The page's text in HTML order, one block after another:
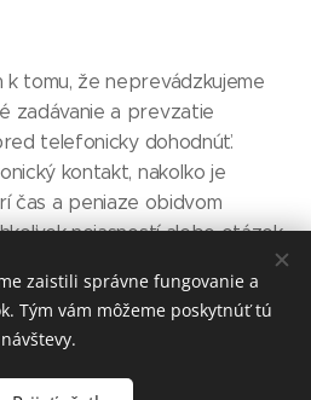
k tomu, že neprevádzkujeme
zadávanie a prevzatie
telefonicky dohodnúť.
kontakt, nakoľko je
čas a peniaze obidvom
nejasností alebo otázok
AudioCARE
zaistili správne fungovanie a
Tým vám môžeme poskytnúť tú